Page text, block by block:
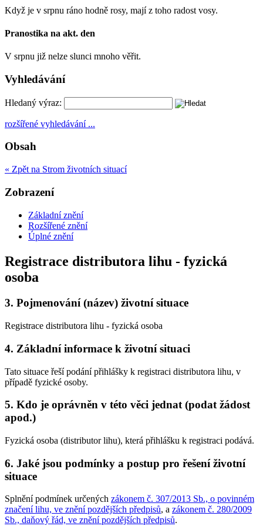
Když je v srpnu ráno hodně rosy, mají z toho radost vosy.
Pranostika na akt. den
V srpnu již nelze slunci mnoho věřit.
Vyhledávání
Hledaný výraz:
rozšířené vyhledávání ...
Obsah
« Zpět na Strom životních situací
Zobrazení
Základní znění
Rozšířené znění
Úplné znění
Registrace distributora lihu - fyzická
osoba
3. Pojmenování (název) životní situace
Registrace distributora lihu - fyzická osoba
4. Základní informace k životní situaci
Tato situace řeší podání přihlášky k registraci distributora lihu, v
případě fyzické osoby.
5. Kdo je oprávněn v této věci jednat (podat žádost
apod.)
Fyzická osoba (distributor lihu), která přihlášku k registraci podává.
6. Jaké jsou podmínky a postup pro řešení životní
situace
Splnění podmínek určených zákonem č. 307/2013 Sb., o povinném
značení lihu, ve znění pozdějších předpisů, a zákonem č. 280/2009
Sb., daňový řád, ve znění pozdějších předpisů.